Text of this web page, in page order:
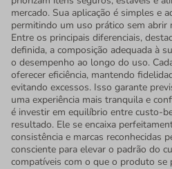
mercado. Sua aplicação é simples e
permitindo um uso prático sem abrir
Entre os principais diferenciais,
definida, a composição adequada à
o desempenho ao longo do uso.
oferecer eficiência, mantendo
evitando excessos. Isso garante
uma experiência mais tranquila e
é investir em equilíbrio entre custo-
resultado. Ele se encaixa
consistência e marcas reconhecidas
consciente para elevar o padrão do
compatíveis com o que o produto se